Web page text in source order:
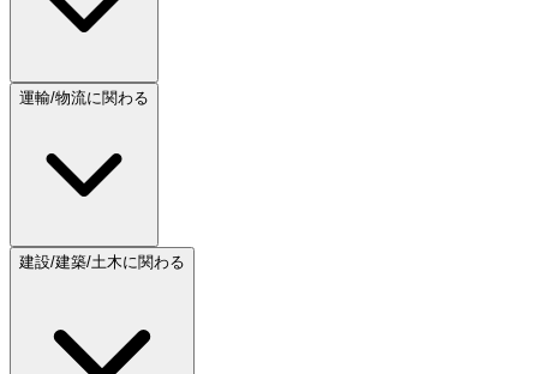
運輸/物流に関わる
建設/建築/土木に関わる